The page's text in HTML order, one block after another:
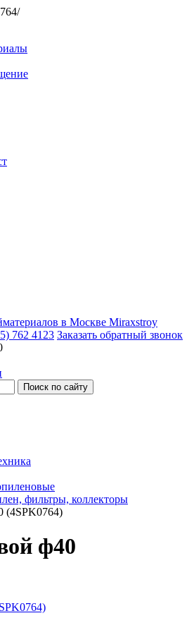
в Москве Miraxstroy
762 4123 Заказать обратный звонок
Поиск по сайту
фильтры, коллекторы
(4SPK0764)
ф40